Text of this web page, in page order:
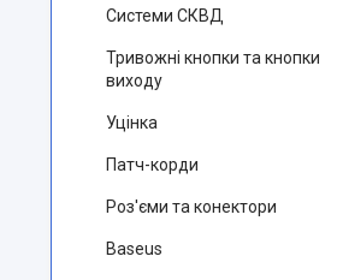
Системи СКВД
Тривожні кнопки та кнопки
виходу
Уцінка
Патч-корди
Роз'єми та конектори
Baseus